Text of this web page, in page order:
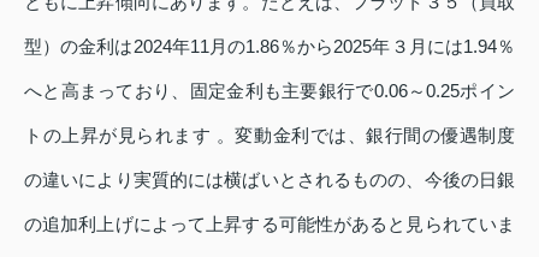
型）の金利は2024年11月の1.86％から2025年３月には1.94％
へと高まっており、固定金利も主要銀行で0.06～0.25ポイン
トの上昇が見られます 。変動金利では、銀行間の優遇制度
の違いにより実質的には横ばいとされるものの、今後の日銀
の追加利上げによって上昇する可能性があると見られていま